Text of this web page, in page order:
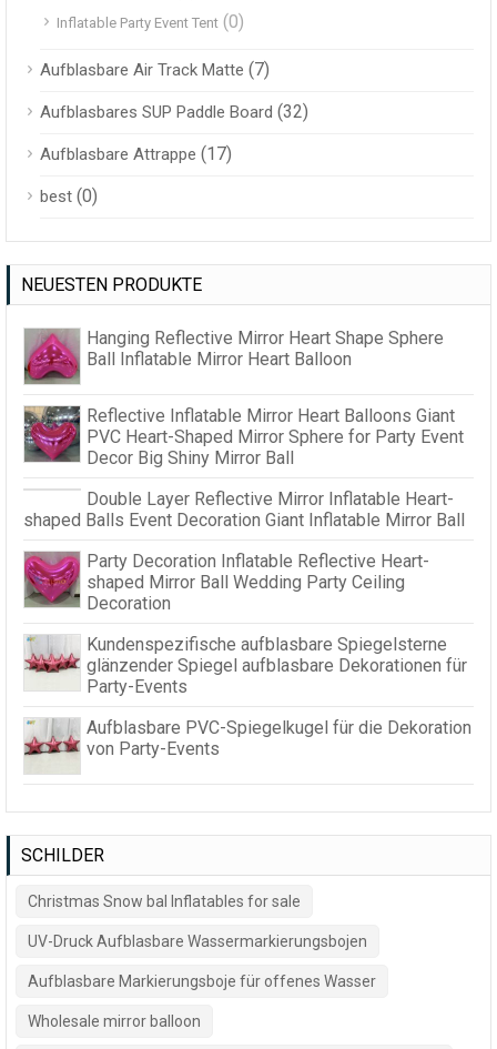
Inflatable Party Event Tent (0)
Aufblasbare Air Track Matte (7)
Aufblasbares SUP Paddle Board (32)
Aufblasbare Attrappe (17)
best (0)
NEUESTEN PRODUKTE
Hanging Reflective Mirror Heart Shape Sphere
Ball Inflatable Mirror Heart Balloon
Reflective Inflatable Mirror Heart Balloons Giant
PVC Heart-Shaped Mirror Sphere for Party Event
Decor Big Shiny Mirror Ball
Double Layer Reflective Mirror Inflatable Heart-
shaped Balls Event Decoration Giant Inflatable Mirror Ball
Party Decoration Inflatable Reflective Heart-
shaped Mirror Ball Wedding Party Ceiling
Decoration
Kundenspezifische aufblasbare Spiegelsterne
glänzender Spiegel aufblasbare Dekorationen für
Party-Events
Aufblasbare PVC-Spiegelkugel für die Dekoration
von Party-Events
SCHILDER
Christmas Snow bal Inflatables for sale
UV-Druck Aufblasbare Wassermarkierungsbojen
Aufblasbare Markierungsboje für offenes Wasser
Wholesale mirror balloon